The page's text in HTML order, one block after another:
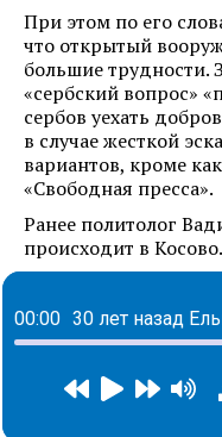
При этом по его
что открытый
большие трудности.
«сербский вопрос»
сербов уехать
в случае жесткой
вариантов, кроме
«Свободная пресса».
Ранее политолог
происходит в Косово.
00:00